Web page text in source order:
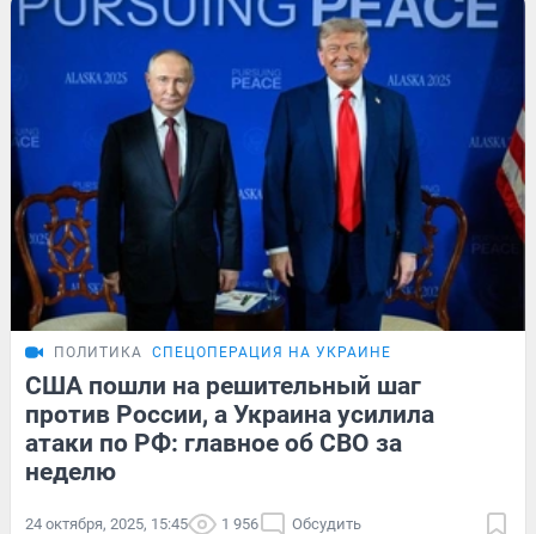
ПОЛИТИКА СПЕЦОПЕРАЦИЯ НА УКРАИНЕ
США пошли на решительный шаг
против России, а Украина усилила
атаки по РФ: главное об СВО за
неделю
24 октября, 2025, 15:45 1 956 Обсудить